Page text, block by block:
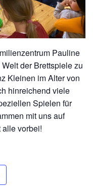
Pauline
der Brettspiele zu
Kleinen im Alter von
hinreichend viele
Spielen für
mit uns auf
vorbei!